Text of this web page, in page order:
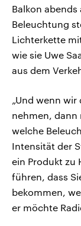
Balkon
Beleuchtung
Lichterkette
wie sie Uwe
aus dem
„Und wenn
nehmen, dann
welche
Intensität der
ein Produkt zu
führen, dass
bekommen,
er möchte